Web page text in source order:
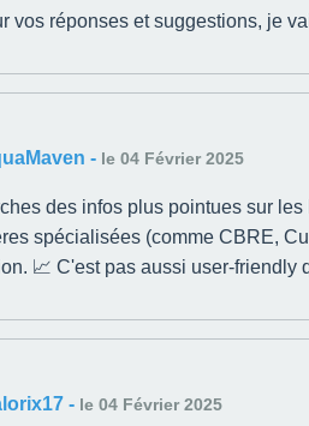
vos réponses et suggestions, je
- le 04 Février 2025
des infos plus pointues sur
spécialisées (comme CBRE,
📈 C'est pas aussi user-friendly
- le 04 Février 2025